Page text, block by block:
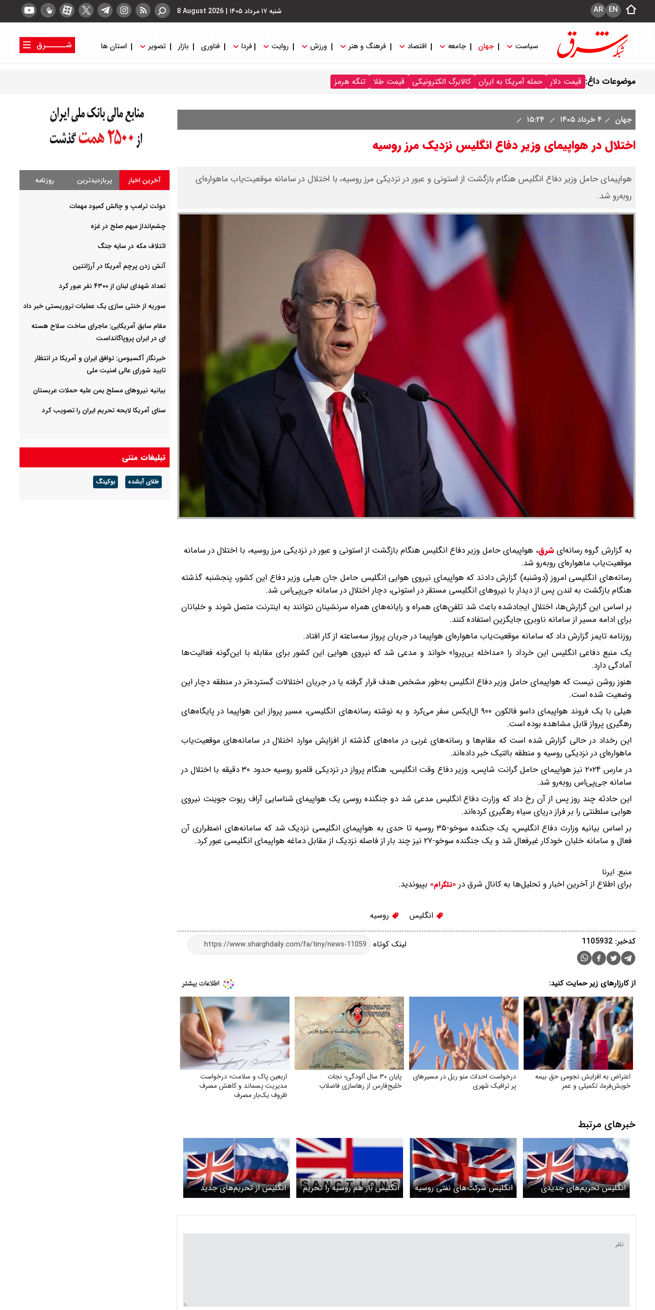
شنبه ۱۷ مرداد ۱۴۰۵ |
8 August 2026 EN
AR
سیاست جهان جامعه اقتصاد فرهنگ و هنر ورزش روایت فردا فناوری بازار تصویر استان ها
شــــــرق
موضوعات داغ: قیمت دلار حمله آمریکا به ایران کالابرگ الکترونیکی قیمت طلا تنگه هرمز
جهان ۴ خرداد ۱۴۰۵
اختلال در هواپیمای وزیر دفاع انگلیس نزدیک مرز روسیه
هواپیمای حامل وزیر دفاع انگلیس هنگام بازگشت از استونی و عبور در نزدیکی مرز روسیه، با اختلال در سامانه موقعیت‌یاب ماهواره‌ای
روبه‌رو شد.
به گزارش گروه رسانه‌ایشرق، هواپیمای حامل وزیر دفاع انگلیس هنگام بازگشت از استونی و عبور در نزدیکی مرز روسیه، با اختلال در سامانه
موقعیت‌یاب ماهواره‌ای روبه‌رو شد.
رسانه‌های انگلیسی امروز (دوشنبه) گزارش دادند که هواپیمای نیروی هوایی انگلیس حامل جان هیلی وزیر دفاع این کشور، پنجشنبه گذشته
هنگام بازگشت به لندن پس از دیدار با نیروهای انگلیسی مستقر در استونی، دچار اختلال در سامانه جی‌پی‌اس شد.
بر اساس این گزارش‌ها، اختلال ایجادشده باعث شد تلفن‌های همراه و رایانه‌های همراه سرنشینان نتوانند به اینترنت متصل شوند و خلبانان
برای ادامه مسیر از سامانه ناوبری جایگزین استفاده کنند.
روزنامه تایمز گزارش داد که سامانه موقعیت‌یاب ماهواره‌ای هواپیما در جریان پرواز سه‌ساعته از کار افتاد.
یک منبع دفاعی انگلیس این خرداد را «مداخله بی‌پروا» خواند و مدعی شد که نیروی هوایی این کشور برای مقابله با این‌گونه فعالیت‌ها
آمادگی دارد.
هنوز روشن نیست که هواپیمای حامل وزیر دفاع انگلیس به‌طور مشخص هدف قرار گرفته یا در جریان اختلالات گسترده‌تر در منطقه دچار این
وضعیت شده است.
هیلی با یک فروند هواپیمای داسو فالکون ۹۰۰ ال‌ایکس سفر می‌کرد و به نوشته رسانه‌های انگلیسی، مسیر پرواز این هواپیما در پایگاه‌های
رهگیری پرواز قابل مشاهده بوده است.
این رخداد در حالی گزارش شده است که مقام‌ها و رسانه‌های غربی در ماه‌های گذشته از افزایش موارد اختلال در سامانه‌های موقعیت‌یاب
ماهواره‌ای در نزدیکی روسیه و منطقه بالتیک خبر داده‌اند.
در مارس ۲۰۲۴ نیز هواپیمای حامل گرانت شاپس، وزیر دفاع وقت انگلیس، هنگام پرواز در نزدیکی قلمرو روسیه حدود ۳۰ دقیقه با اختلال در
سامانه جی‌پی‌اس روبه‌رو شد.
این حادثه چند روز پس از آن رخ داد که وزارت دفاع انگلیس مدعی شد دو جنگنده روسی یک هواپیمای شناسایی آراف ریوت جوینت نیروی
هوایی سلطنتی را بر فراز دریای سیاه رهگیری کرده‌اند.
بر اساس بیانیه وزارت دفاع انگلیس، یک جنگنده سوخو-۳۵ روسیه تا حدی به هواپیمای انگلیسی نزدیک شد که سامانه‌های اضطراری آن
فعال و سامانه خلبان خودکار غیرفعال شد و یک جنگنده سوخو-۲۷ نیز چند بار از فاصله نزدیک از مقابل دماغه هواپیمای انگلیسی عبور کرد.
منبع: ایرنا
برای اطلاع از آخرین اخبار و تحلیل‌ها به کانال شرق در «تلگرام» بپیوندید.
انگلیس روسیه
لینک کوتاه کدخبر: 1105932
از کارزارهای زیر حمایت کنید:
اعتراض به افزایش نجومی حق بیمه
خویش‌فرما، تکمیلی و عمر
درخواست احداث منو ریل در مسیرهای
پر ترافیک شهری
پایان ۳۰ سال آلودگی؛ نجات
خلیج‌فارس از رهاسازی فاضلاب
اربعین پاک و سلامت؛ درخواست
مدیریت پسماند و کاهش مصرف
ظروف یک‌بار مصرف
خبرهای مرتبط
انگلیس تحریم‌های جدیدی
علیه روسیه اعمال کرد
انگلیس شرکت‌های نفتی روسیه
را تحریم کرد
انگلیس باز هم روسیه را تحریم
کرد
انگلیس از تحریم‌های جدید
علیه روسیه خبر داد
آخرین اخبار پربازدیدترین روزنامه
دولت ترامپ و چالش کمبود مهمات
چشم‌انداز مبهم صلح در غزه
ائتلاف مکه در سایه جنگ
آتش زدن پرچم آمریکا در آرژانتین
تعداد شهدای لبنان از ۴۳۰۰ نفر عبور کرد
سوریه از خنثی سازی یک عملیات تروریستی خبر داد
مقام سابق آمریکایی: ماجرای ساخت سلاح هسته
ای در ایران پروپاگانداست
خبرنگار آکسیوس: توافق ایران و آمریکا در انتظار
تایید شورای عالی امنیت ملی
بیانیه نیروهای مسلح یمن علیه حملات عربستان
سنای آمریکا لایحه تحریم ایران را تصویب کرد
تبلیغات متنی
طلای آبشده بوکینگ